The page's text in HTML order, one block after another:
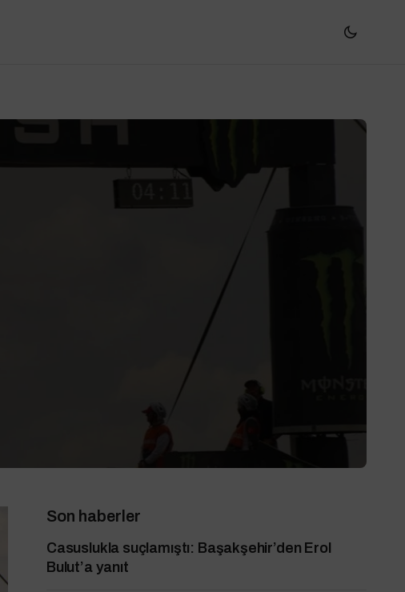
Son haberler
Casuslukla suçlamıştı: Başakşehir’den Erol
Bulut’a yanıt